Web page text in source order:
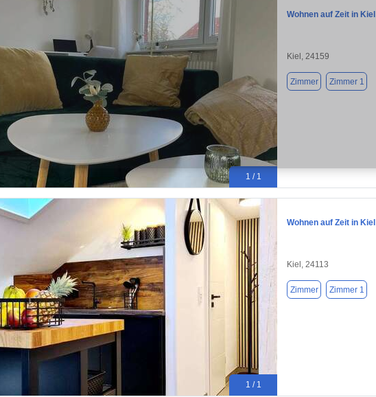
1 / 1
Wohnen auf Zeit in
Kiel, 24159
Zimmer Zimmer 1
1 / 1
Wohnen auf Zeit in
Kiel, 24113
Zimmer Zimmer 1